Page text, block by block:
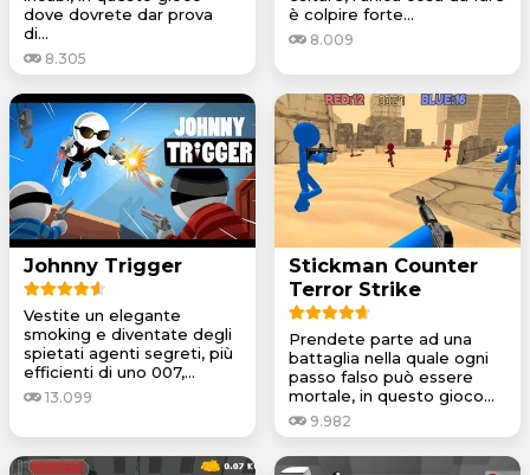
dove dovrete dar prova
di...
8.305
è colpire forte...
8.009
Johnny Trigger
Vestite un elegante
smoking e diventate degli
spietati agenti segreti, più
efficienti di uno 007,...
13.099
Stickman Counter
Terror Strike
Prendete parte ad una
battaglia nella quale ogni
passo falso può essere
mortale, in questo gioco...
9.982